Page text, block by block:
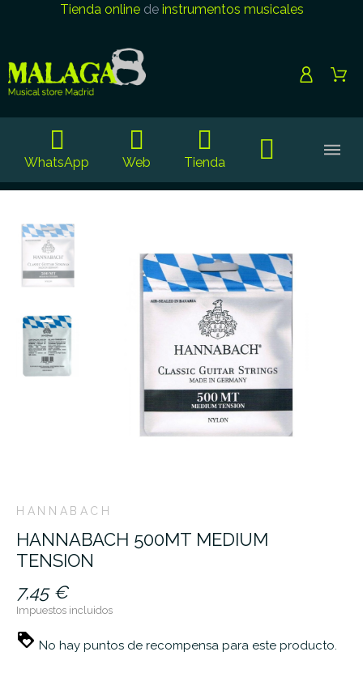
Tienda onlinede instrumentos musicales
WhatsApp Web Tienda
HANNABACH
HANNABACH 500MT MEDIUM
TENSION
7,45 €
Impuestos incluidos
No hay puntos de recompensa para este producto.